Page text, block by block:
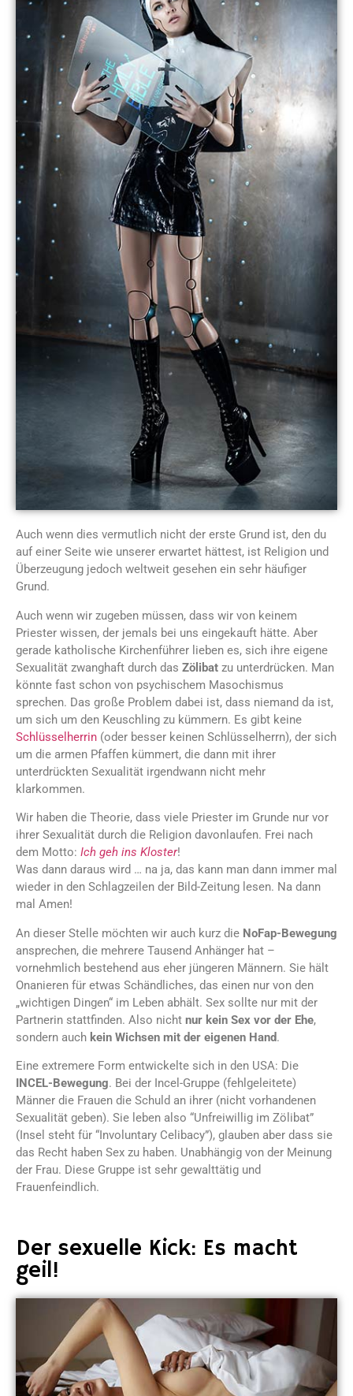
Auch wenn dies vermutlich nicht der erste Grund ist, den du
auf einer Seite wie unserer erwartet hättest, ist Religion und
Überzeugung jedoch weltweit gesehen ein sehr häufiger
Grund.
Auch wenn wir zugeben müssen, dass wir von keinem
Priester wissen, der jemals bei uns eingekauft hätte. Aber
gerade katholische Kirchenführer lieben es, sich ihre eigene
Sexualität zwanghaft durch das Zölibat zu unterdrücken. Man
könnte fast schon von psychischem Masochismus
sprechen. Das große Problem dabei ist, dass niemand da ist,
um sich um den Keuschling zu kümmern. Es gibt keine
Schlüsselherrin (oder besser keinen Schlüsselherrn), der sich
um die armen Pfaffen kümmert, die dann mit ihrer
unterdrückten Sexualität irgendwann nicht mehr
klarkommen.
Wir haben die Theorie, dass viele Priester im Grunde nur vor
ihrer Sexualität durch die Religion davonlaufen. Frei nach
dem Motto: Ich geh ins Kloster!
Was dann daraus wird … na ja, das kann man dann immer mal
wieder in den Schlagzeilen der Bild-Zeitung lesen. Na dann
mal Amen!
An dieser Stelle möchten wir auch kurz die NoFap-Bewegung
ansprechen, die mehrere Tausend Anhänger hat –
vornehmlich bestehend aus eher jüngeren Männern. Sie hält
Onanieren für etwas Schändliches, das einen nur von den
„wichtigen Dingen“ im Leben abhält. Sex sollte nur mit der
Partnerin stattfinden. Also nicht nur kein Sex vor der Ehe,
sondern auch kein Wichsen mit der eigenen Hand.
Eine extremere Form entwickelte sich in den USA: Die
INCEL-Bewegung. Bei der Incel-Gruppe (fehlgeleitete)
Männer die Frauen die Schuld an ihrer (nicht vorhandenen
Sexualität geben). Sie leben also “Unfreiwillig im Zölibat”
(Insel steht für “Involuntary Celibacy”), glauben aber dass sie
das Recht haben Sex zu haben. Unabhängig von der Meinung
der Frau. Diese Gruppe ist sehr gewalttätig und
Frauenfeindlich.
Der sexuelle Kick: Es macht
geil!